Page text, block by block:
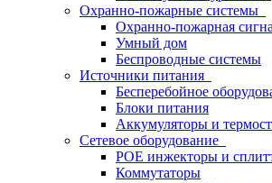
Охранно-пожарные системы
Охранно-пожарная
Умный дом
Беспроводные системы
Источники питания
Бесперебойное
Блоки питания
Аккумуляторы и
Сетевое оборудование
POE инжекторы и
Коммутаторы